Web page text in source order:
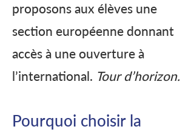
proposons aux élèves une
section européenne donnant
accès à une ouverture à
l’international. Tour d’horizon.
Pourquoi choisir la